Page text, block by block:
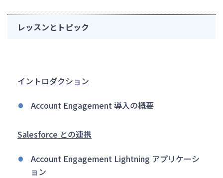
レッスンとトピック
イントロダクション
Account Engagement 導入の概要
Salesforce との連携
Account Engagement Lightning アプリケーシ
ョン